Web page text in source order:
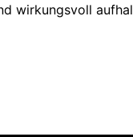
wirkungsvoll